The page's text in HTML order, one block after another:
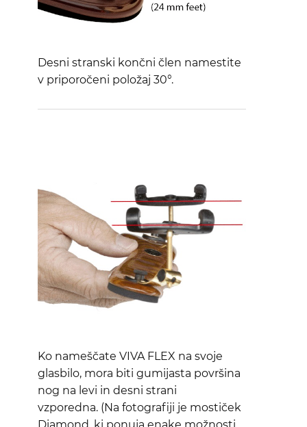
Desni stranski končni člen namestite
v priporočeni položaj 30°.
Ko nameščate VIVA FLEX na svoje
glasbilo, mora biti gumijasta površina
nog na levi in desni strani
vzporedna. (Na fotografiji je mostiček
Diamond, ki ponuja enake možnosti